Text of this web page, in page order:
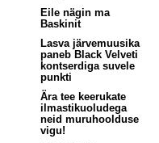
Eile nägin ma
Baskinit
Lasva järvemuusika
paneb Black Velveti
kontserdiga suvele
punkti
Ära tee keerukate
ilmastikuoludega
neid muruhoolduse
vigu!